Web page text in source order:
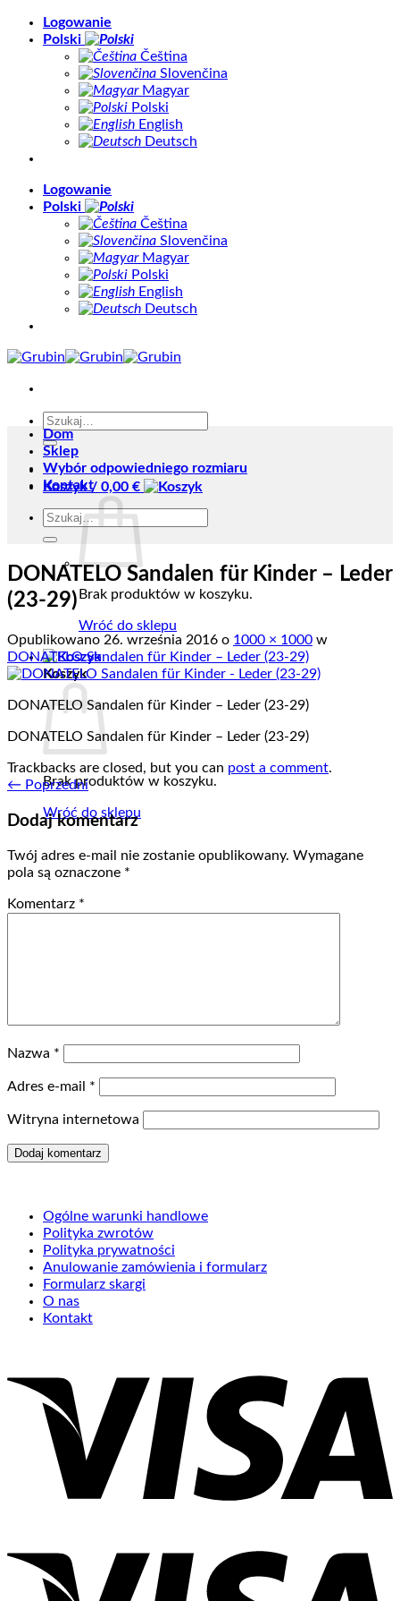
Skip
Logowanie
Polski
Čeština
Slovenčina
Magyar
Polski
English
Deutsch
Logowanie
Polski
Čeština
Slovenčina
Magyar
Polski
English
Deutsch
Szukaj:
Koszyk / 0,00 €
Brak produktów w koszyku.
Wróć do sklepu
Koszyk
Brak produktów w koszyku.
Wróć do sklepu
Dom
Sklep
Wybór odpowiedniego rozmiaru
Kontakt
Szukaj:
DONATELO Sandalen für Kinder – Leder
(23-29)
Opublikowano 26. września 2016 o 1000 × 1000 w
DONATELO Sandalen für Kinder – Leder (23-29)
DONATELO Sandalen für Kinder – Leder (23-29)
DONATELO Sandalen für Kinder – Leder (23-29)
Trackbacks are closed, but you can post a comment.
← Poprzedni
Dodaj komentarz
Twój adres e-mail nie zostanie opublikowany. Wymagane
pola są oznaczone *
Komentarz *
Nazwa *
Adres e-mail *
Witryna internetowa
Ogólne warunki handlowe
Polityka zwrotów
Polityka prywatności
Anulowanie zamówienia i formularz
Formularz skargi
O nas
Kontakt